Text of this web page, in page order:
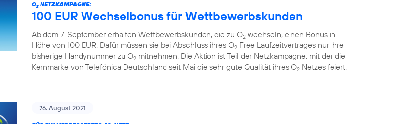
O2 NETZKAMPAGNE:
100 EUR Wechselbonus für Wettbewerbskunden
Ab dem 7. September erhalten Wettbewerbskunden, die zu O2 wechseln, einen Bonus in
Höhe von 100 EUR. Dafür müssen sie bei Abschluss ihres O2 Free Laufzeitvertrages nur ihre
bisherige Handynummer zu O2 mitnehmen. Die Aktion ist Teil der Netzkampagne, mit der die
Kernmarke von Telefónica Deutschland seit Mai die sehr gute Qualität ihres O2 Netzes feiert.
26. August 2021